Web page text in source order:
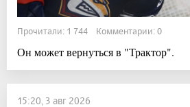
Прочитали: 1 744 Комментарии: 0
Он может вернуться в "Трактор".
15:20, 3 авг 2026